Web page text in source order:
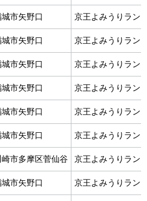
城市矢野口 京王よみうりラン
城市矢野口 京王よみうりラン
城市矢野口 京王よみうりラン
城市矢野口 京王よみうりラン
城市矢野口 京王よみうりラン
城市矢野口 京王よみうりラン
崎市多摩区菅仙谷 京王よみうりラン
城市矢野口 京王よみうりラン